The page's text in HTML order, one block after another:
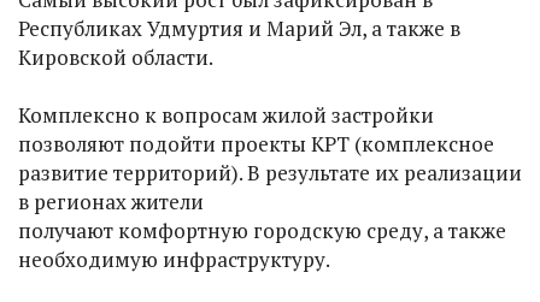
Республиках Удмуртия и Марий Эл, а также в
Кировской области.
Комплексно к вопросам жилой застройки
позволяют подойти проекты КРТ (комплексное
развитие территорий). В результате их реализации
в регионах жители
получают комфортную городскую среду, а также
необходимую инфраструктуру.